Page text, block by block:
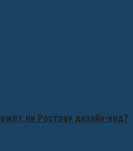
ли Ростову дизайн-код?